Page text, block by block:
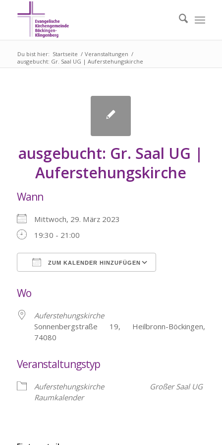
Du bist hier: Startseite / Veranstaltungen /
ausgebucht: Gr. Saal UG | Auferstehungskirche
ausgebucht: Gr. Saal UG |
Auferstehungskirche
Wann
Mittwoch, 29. März 2023
19:30 - 21:00
ZUM KALENDER HINZUFÜGEN
Wo
Auferstehungskirche
Sonnenbergstraße 19, Heilbronn-Böckingen,
74080
Veranstaltungstyp
Auferstehungskirche
Großer Saal UG
Raumkalender